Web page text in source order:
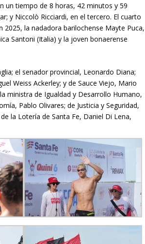
un tiempo de 8 horas, 42 minutos y 59
y Niccolò Ricciardi, en el tercero. El cuarto
la nadadora barilochense Mayte Puca,
Santoni (Italia) y la joven bonaerense
el senador provincial, Leonardo Diana;
Weiss Ackerley; y de Sauce Viejo, Mario
ministra de Igualdad y Desarrollo Humano,
Pablo Olivares; de Justicia y Seguridad,
la Lotería de Santa Fe, Daniel Di Lena,